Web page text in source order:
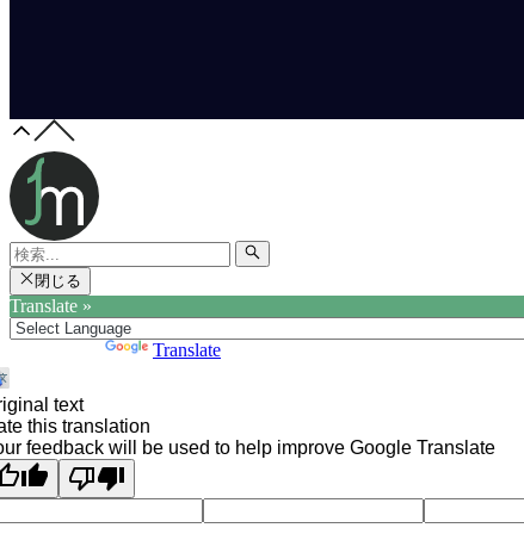
閉じる
Translate »
Translate
text
this translation
feedback will be used to help improve Google Translate